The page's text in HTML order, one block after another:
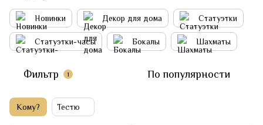
Новинки Декор для дома Статуэтки
Статуэтки-часы Бокалы Шахматы
Фильтр 1 По популярности
Кому? Тестю